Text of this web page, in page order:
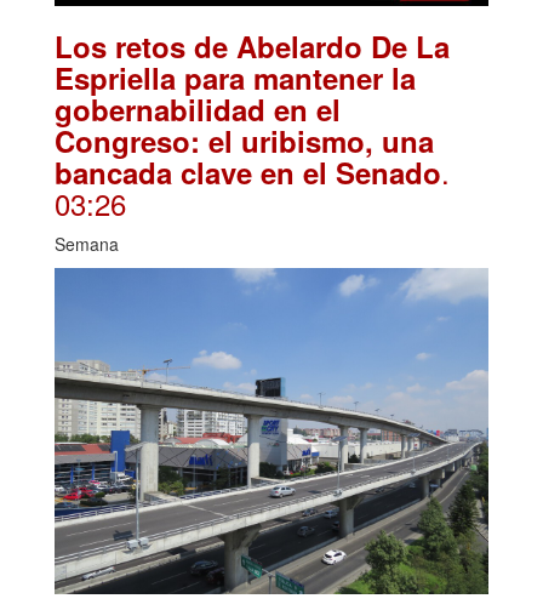
Los retos de Abelardo De La
Espriella para mantener la
gobernabilidad en el
Congreso: el uribismo, una
bancada clave en el Senado.
03:26
Semana